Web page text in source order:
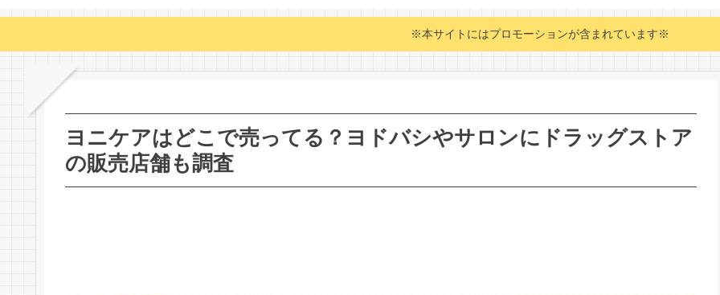
※本サイトにはプロモーションが含まれています※
ヨニケアはどこで売ってる？ヨドバシやサロンにドラッグストア
の販売店舗も調査